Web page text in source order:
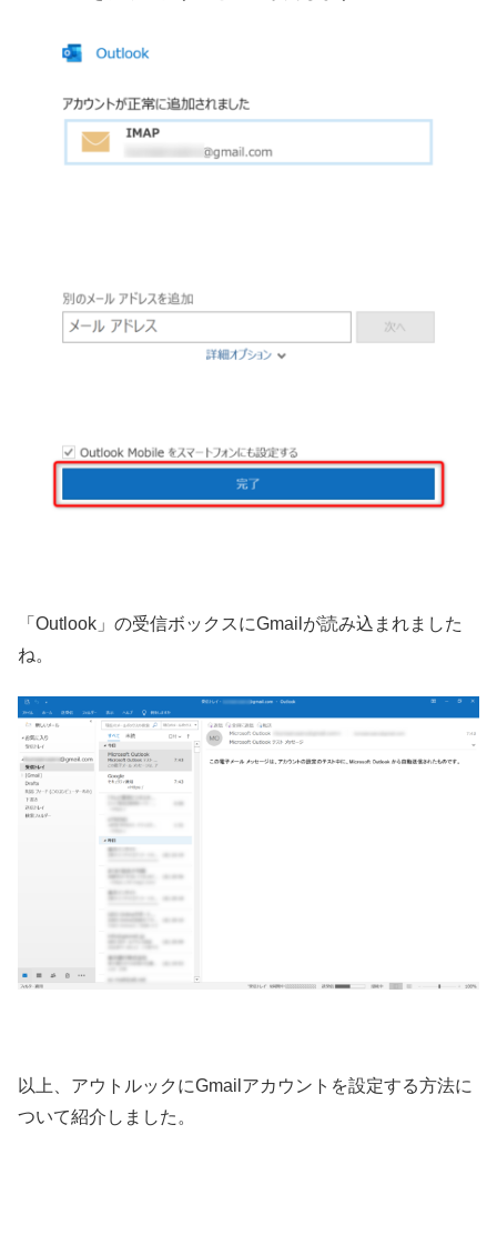
「Outlook」の受信ボックスにGmailが読み込まれました
ね。
以上、アウトルックにGmailアカウントを設定する方法に
ついて紹介しました。